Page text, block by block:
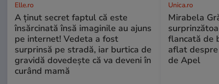
Elle.ro
A ținut secret faptul că este
însărcinată însă imaginile au ajuns
pe internet! Vedeta a fost
surprinsă pe stradă, iar burtica de
gravidă dovedește că va deveni în
curând mamă
Unica.ro
Mirabela
flancată de
aflat
de Apel